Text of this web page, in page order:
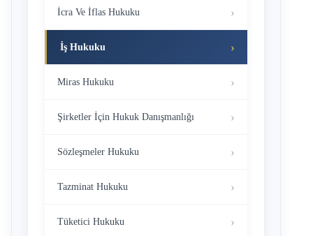
İcra Ve İflas Hukuku
İş Hukuku
Miras Hukuku
Şirketler İçin Hukuk Danışmanlığı
Sözleşmeler Hukuku
Tazminat Hukuku
Tüketici Hukuku